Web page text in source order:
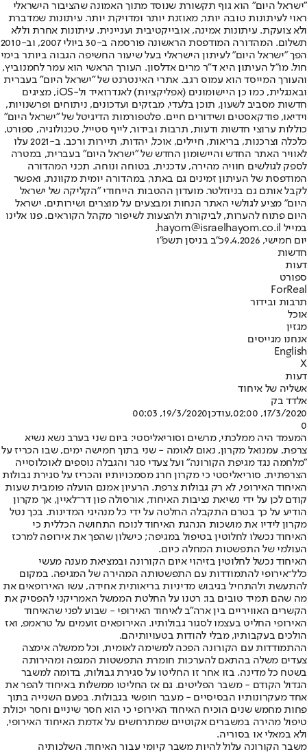
"ישראל היום" הוא גוף תקשורת שנוסד מתוך האמונה שהציבור הישראלי
ראוי לעיתונות טובה יותר, מאוזנת יותר ומדויקת יותר. עיתונות שמדברת
ולא צועקת. עיתונות אמינה, אובייקטיבית ועניינית. עיתונות אחרת וללא
תשלום. המהדורה המודפסת הראשונה פורסמה ב-30 ביולי 2007, וב-2010
הפך "ישראל היום" לעיתון הישראלי בעל שיעור החשיפה הגבוה ביותר בימי
חול. מו"ל העיתון היא ד"ר מרים אדלסון. העורך הראשי הוא עמר לחמנוביץ,
והעורך המייסד הוא עמוס רגב. אתרי האינטרנט של "ישראל היום" בעברית
ובאנגלית, כמו כן היישומונים (אפליקציות) לאנדרואיד ול-iOS, מציגים
חדשות מסביב לשעון, תוכן בלעדי, מבזקים ועדכונים, ניתוחים ופרשנויות,
וידיאו, פודקאסטים ושידורים חיים. פלטפורמות הדיגיטל של "ישראל היום"
כוללות ערוצי חדשות ודעות, תרבות ובידור, לייף סטייל, טכנולוגיה, ספורט,
כלכלה וצרכנות, בריאות, חיילים, אוכל, יהדות, תיירות ורכב. ב-2021 עלו
לאוויר האתר החדש והיישומון החדש של "ישראל היום" בעברית, במטרה
לספק לגולשים חוויה מהירה, עדכנית, בטוחה ונוחה. תכני המהדורה
המודפסת של העיתון זמינים גם באתר, במהדורה יומית מקוונת, ואפשר
לקבל אותם גם בניוזלטר. מועדון ההטבות הייחודי "הקליקה של ישראל
היום" מציע לגולשי האתר הנחות ומבצעים על מוצרים ושירותים. ישראל
היום פתוח להערות, לביקורת ולהצעות לשיפור מקהל הקוראים. פנו אלינו
במייל hayom@israelhayom.co.il.
יום חמישי, 9.4.2026
כ"ב בניסן תשפ"ו
חדשות
דעות
ספורט
ForReal
תרבות ובידור
אוכל
מגזין
אנחנו מגייסים
English
X
דעות
אשליה של איחוד
אלדד בק
17/3/2020, 02:00
,עודכן19/3/2020, 00:03
0
המעמד היה ממלכתי, מרשים וסוריאליסטי: ביום שני בערב נשא נשיא
צרפת, עמנואל מקרון, נאום לאומה - שני בתוך חמישה ימים, שבו הכריז על
"מלחמה נגד מגיפת הקורונה" ועל צעדי סגר והגבלה נוספים לאוכלוסייה
הצרפתית. סוריאליסטי כי מקרון חרג מסמכויותיו והכריז על סגירת גבולות
האיחוד האירופי, לא רק גבולות צרפת. הרעיון אמנם הועלה פומבית שעות
קודם לכן על ידי נשיאת נציבות האיחוד, אורסולה פון דר־לאיין, אך מקרון
הודיע על כך בטרם התקבלה החלטה על ידי כל מנהיגי המדינות. בכך נטל
מקרון לידיו את מושכות הנהגת האיחוד לנוכח התחושה הכללית כי
האיחוד נכשלו לחלוטין בטיפול במגיפה; כישלון שהפך את אירופה למרכז
העולמי של התפשטות המחלה כיום.
האיחוד נכשל לחלוטין בזיהוי איום הקורונה ובמציאת מענה מעשי
כלל־אירופי להתמודדות עם התפשטותה המהירה של המגיפה. במקום
להתעשת ולהתחיל בגיבוש מדיניות בריאותית אחידה, עשו האירופאים את
מה שהם תמיד טובים בו: רטנו על החלטת הממשל האמריקני להפסיק את
הקשרים האוויריים בין ארה"ב לאיחוד האירופי - שבוע לפני שהאיחוד
האירופי החליט בעצמו לסגור גבולותיו. האירופאים זועמים על טראמפ, ואז
הולכים בעקבותיו, מבלי להודות בטעויותיהם.
ההתמודדות עם הקורונה הפכה למשימה לאומית, וכל ממשלה אימצה
צעדים משלה בהתאם להערכות חומרת התפשטות המגפה ומהירותה
בשטח כל מדינה. בזו אחר זו החליטו על סגירת גבולות, בדומה למשבר
הגדול הקודם - משבר הפליטים. גם אז החליטו ממשלות באיחוד להפר את
אחד מעקרונותיו הבסיסיים - מעבר חופשי בגבולות. בפעם השנייה בתוך
פחות מחמש שנים הוכיח האיחוד האירופי כי הוא חסר שיניים וחסר יכולת
טיפול מהירה במשברים אקוטיים שמתרחשים על אדמת האיחוד האירופי,
ולא במאלי או בסוריה.
משבר הקורונה עלול להיות משבר קיומי עבור האיחוד. השלכותיה